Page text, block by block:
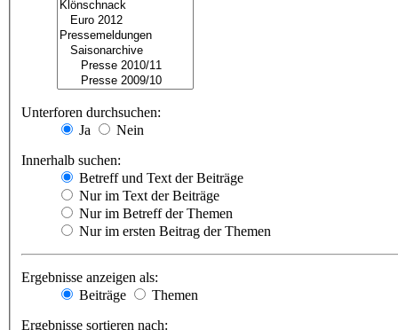
Unterforen durchsuchen:
Ja
Nein
Innerhalb suchen:
Betreff und Text der Beiträge
Nur im Text der Beiträge
Nur im Betreff der Themen
Nur im ersten Beitrag der Themen
Ergebnisse anzeigen als:
Beiträge
Themen
Ergebnisse sortieren nach: